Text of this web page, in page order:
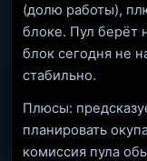
(долю работы),
блоке. Пул берёт
блок сегодня не
стабильно.
Плюсы:
планировать
комиссия пула